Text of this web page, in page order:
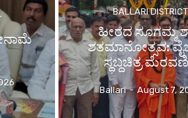
BALLARI DISTRICT
ಹೀರದ ಸೂಗಮ್ಮ
ಶತಮಾನೋತ್ಸವ:
ಸ್ಥಬ್ದಚಿತ್ರ
Ballari - August 7,